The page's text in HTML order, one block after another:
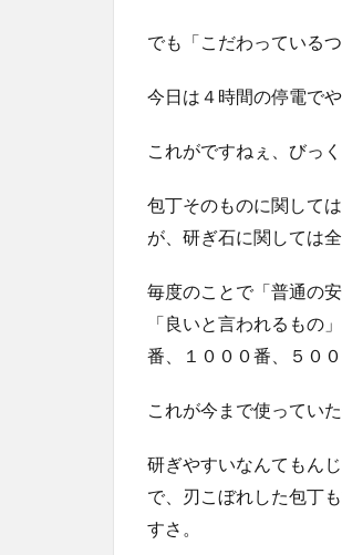
でも「こだわっている
今日は４時間の停電で
これがですねぇ、びっ
包丁そのものに関して
が、研ぎ石に関しては
毎度のことで「普通の
「良いと言われるもの
番、１０００番、５００
これが今まで使ってい
研ぎやすいなんてもん
で、刃こぼれした包丁
すさ。